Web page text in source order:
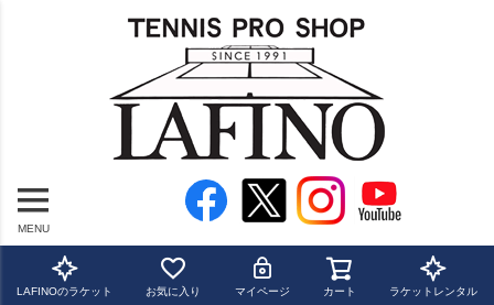
MENU
LAFINOのラケット お気に入り マイページ カート ラケットレンタル